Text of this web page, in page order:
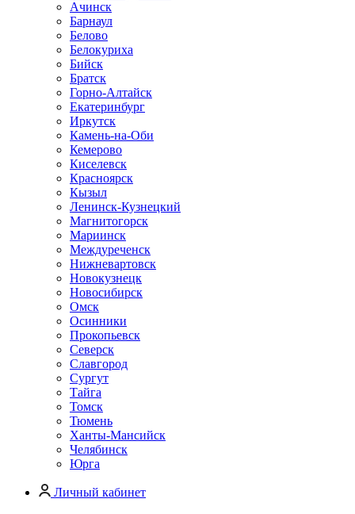
Ачинск
Барнаул
Белово
Белокуриха
Бийск
Братск
Горно-Алтайск
Екатеринбург
Иркутск
Камень-на-Оби
Кемерово
Киселевск
Красноярск
Кызыл
Ленинск-Кузнецкий
Магнитогорск
Мариинск
Междуреченск
Нижневартовск
Новокузнецк
Новосибирск
Омск
Осинники
Прокопьевск
Северск
Славгород
Сургут
Тайга
Томск
Тюмень
Ханты-Мансийск
Челябинск
Юрга
Личный кабинет